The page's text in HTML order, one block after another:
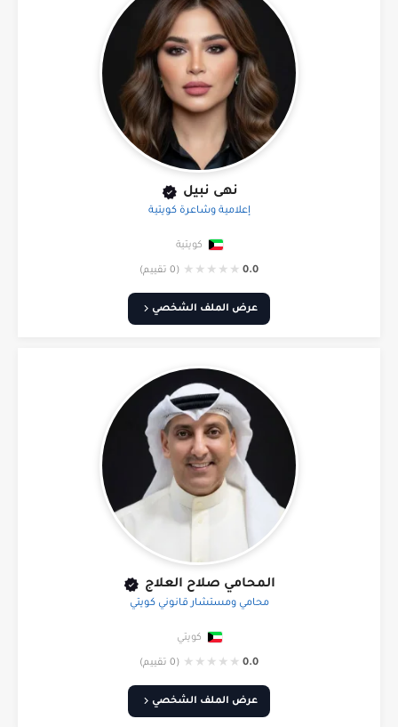
نهى نبيل
إعلامية وشاعرة كويتية
كويتية
0.0
★
★
★
★
★ (0 تقييم)
عرض الملف الشخصي
المحامي صلاح العلاج
محامي ومستشار قانوني كويتي
كويتي
0.0
★
★
★
★
★ (0 تقييم)
عرض الملف الشخصي